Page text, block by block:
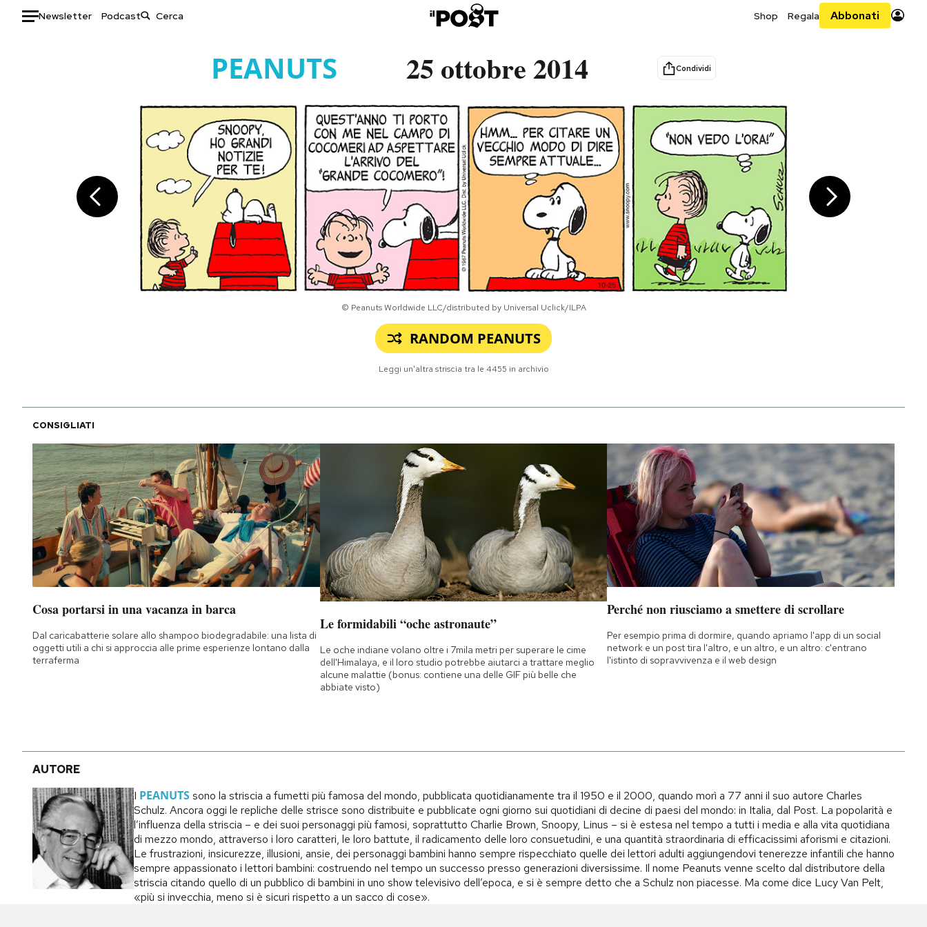
Newsletter Podcast Shop Regala Abbonati
Tecnologia
Internet
Scienza
Libri
Consumismi
Storie/Idee
Ok Boomer!
Europa
Altrecose
Mondiali calcio 2026
I MIEI PREFERITI
SHOP
CALENDARIO
AREA PERSONALE
Newsletter
Notifiche mobile
Regala il Post
Hai bisogno di aiuto?
PEANUTS 25 ottobre 2014 Condividi
© Peanuts Worldwide LLC/distributed by Universal Uclick/ILPA
RANDOM PEANUTS
Leggi un'altra striscia tra le 4455 in archivio
CONSIGLIATI
Cosa portarsi in una vacanza in barca
Dal caricabatterie solare allo shampoo biodegradabile: una lista di
oggetti utili a chi si approccia alle prime esperienze lontano dalla
terraferma
Le formidabili “oche astronaute”
Le oche indiane volano oltre i 7mila metri per superare le cime
dell'Himalaya, e il loro studio potrebbe aiutarci a trattare meglio
alcune malattie (bonus: contiene una delle GIF più belle che
abbiate visto)
Perché non riusciamo a smettere di scrollare
Per esempio prima di dormire, quando apriamo l'app di un social
network e un post tira l'altro, e un altro, e un altro: c'entrano
l'istinto di sopravvivenza e il web design
AUTORE
I PEANUTSsono la striscia a fumetti più famosa del mondo, pubblicata quotidianamente tra il 1950 e il 2000, quando morì a 77 anni il suo autore Charles
Schulz. Ancora oggi le repliche delle strisce sono distribuite e pubblicate ogni giorno sui quotidiani di decine di paesi del mondo: in Italia, dal Post. La popolarità e
l’influenza della striscia – e dei suoi personaggi più famosi, soprattutto Charlie Brown, Snoopy, Linus – si è estesa nel tempo a tutti i media e alla vita quotidiana
di mezzo mondo, attraverso i loro caratteri, le loro battute, il radicamento delle loro consuetudini, e una quantità straordinaria di efficacissimi aforismi e citazioni.
Le frustrazioni, insicurezze, illusioni, ansie, dei personaggi bambini hanno sempre rispecchiato quelle dei lettori adulti aggiungendovi tenerezze infantili che hanno
sempre appassionato i lettori bambini: costruendo nel tempo un successo presso generazioni diversissime. Il nome Peanuts venne scelto dal distributore della
striscia citando quello di un pubblico di bambini in uno show televisivo dell’epoca, e si è sempre detto che a Schulz non piacesse. Ma come dice Lucy Van Pelt,
«più si invecchia, meno si è sicuri rispetto a un sacco di cose».